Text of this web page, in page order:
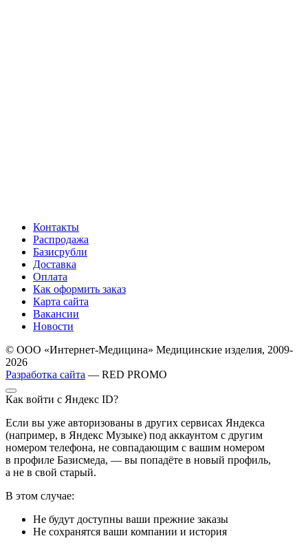
Контакты
Распродажа
Базисрубли
Доставка
Оплата
Как оформить заказ
Карта сайта
Вакансии
Новости
© ООО «Интернет-Медицина» Медицинские изделия, 2009-
2026
Разработка сайта — RED PROMO
Как войти с Яндекс ID?
Если вы уже авторизованы в других сервисах Яндекса
(например, в Яндекс Музыке) под аккаунтом с другим
номером телефона, не совпадающим с вашим номером
в профиле Базисмеда, — вы попадёте в новый профиль,
а не в свой старый.
В этом случае:
Не будут доступны ваши прежние заказы
Не сохранятся ваши компании и история